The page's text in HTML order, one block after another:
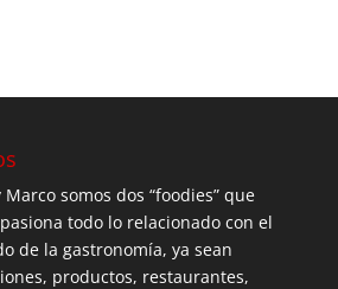
Marco somos dos “foodies” que
todo lo relacionado con el
de la gastronomía, ya sean
productos, restaurantes,